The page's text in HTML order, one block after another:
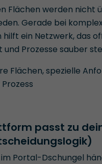
Flächen werden nicht
Gerade bei
hilft ein Netzwerk, das
Prozesse sauber
Flächen, spezielle
passt zu
Portal-Dschungel